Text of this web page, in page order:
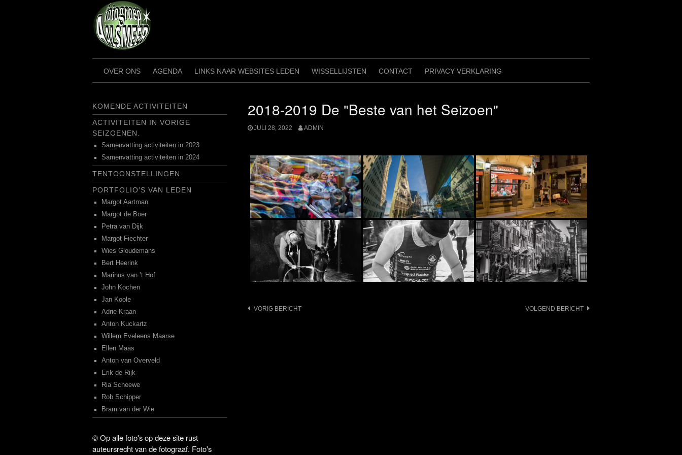
OVER ONS AGENDA LINKS NAAR WEBSITES LEDEN WISSELLIJSTEN CONTACT PRIVACY VERKLARING
2018-2019 De "Beste van het Seizoen"
JULI 28, 2022 ADMIN
Bericht
VORIG BERICHT VOLGEND BERICHT
KOMENDE ACTIVITEITEN
ACTIVITEITEN IN VORIGE
SEIZOENEN.
Samenvatting activiteiten in 2023
Samenvatting activiteiten in 2024
TENTOONSTELLINGEN
PORTFOLIO’S VAN LEDEN
Margot Aartman
Margot de Boer
Petra van Dijk
Margot Fiechter
Wies Gloudemans
Bert Heerink
Marinus van ’t Hof
John Kochen
Jan Koole
Adrie Kraan
Anton Kuckartz
Willem Eveleens Maarse
Ellen Maas
Anton van Overveld
Erik de Rijk
Ria Scheewe
Rob Schipper
Bram van der Wie
©Op alle foto's op deze site rust
auteursrecht van de fotograaf. Foto's